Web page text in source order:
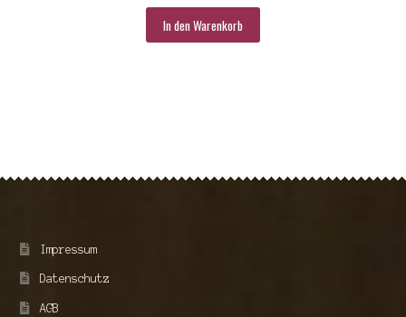
In den Warenkorb
Impressum
Datenschutz
AGB